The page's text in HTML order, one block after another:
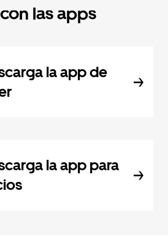
las apps
la app de
la app para